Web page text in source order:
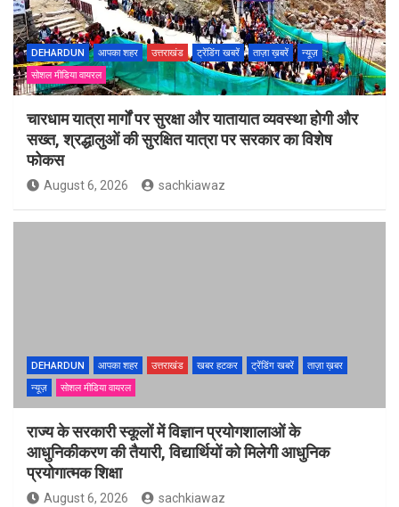
DEHARDUN आपका शहर उत्तराखंड ट्रेंडिंग खबरें ताज़ा ख़बरें
न्यूज़
सोशल मीडिया वायरल
चारधाम यात्रा मार्गों पर सुरक्षा और यातायात व्यवस्था होगी और
सख्त, श्रद्धालुओं की सुरक्षित यात्रा पर सरकार का विशेष
फोकस
August 6, 2026 sachkiawaz
DEHARDUN आपका शहर उत्तराखंड खबर हटकर ट्रेंडिंग खबरें
ताज़ा ख़बर
न्यूज़
सोशल मीडिया वायरल
राज्य के सरकारी स्कूलों में विज्ञान प्रयोगशालाओं के
आधुनिकीकरण की तैयारी, विद्यार्थियों को मिलेगी आधुनिक
प्रयोगात्मक शिक्षा
August 6, 2026 sachkiawaz